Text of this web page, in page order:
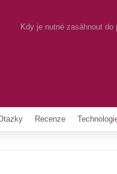
Kdy je nutné zasáhnout do
Recenze